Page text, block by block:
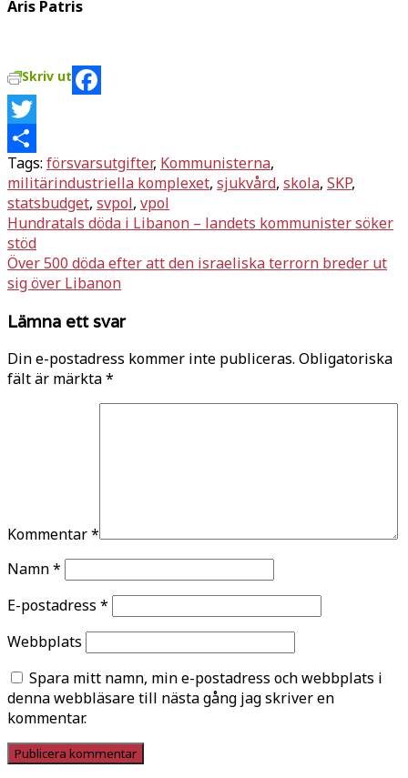
Aris Patris
Skriv ut
Facebook
Twitter
Dela
Tags: försvarsutgifter, Kommunisterna,
militärindustriella komplexet, sjukvård, skola, SKP,
statsbudget, svpol, vpol
Inläggsnavigering
Hundratals döda i Libanon – landets kommunister söker
stöd
Över 500 döda efter att den israeliska terrorn breder ut
sig över Libanon
Lämna ett svar
Din e-postadress kommer inte publiceras. Obligatoriska
fält är märkta*
Kommentar*
Namn*
E-postadress *
Webbplats
Spara mitt namn, min e-postadress och webbplats i
denna webbläsare till nästa gång jag skriver en
kommentar.